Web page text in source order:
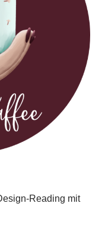
Reading mit